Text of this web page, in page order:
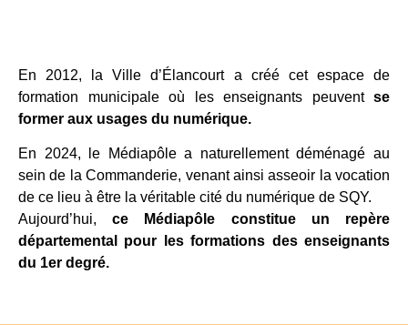
En 2012, la Ville d’Élancourt a créé cet espace de
formation municipale où les enseignants peuvent se
former aux usages du numérique.
En 2024, le Médiapôle a naturellement déménagé au
sein de la Commanderie, venant ainsi asseoir la vocation
de ce lieu à être la véritable cité du numérique de SQY.
Aujourd’hui,ce Médiapôle constitue un repère
départemental pour les formations des enseignants
du 1er degré.